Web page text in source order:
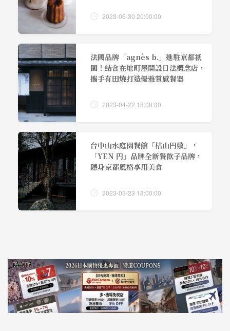
2023-06-30 20:00:00
法國品牌「agnès b.」進駐京都祇
園！結合在地町屋開設日法概念店，
攜手有田燒打造優雅質感餐器
2023-04-22 18:00:00
台中山水庭園餐館「枯山円敷」，
「YEN 円」品牌全新餐飲子品牌，
隱身京都風格享用美食
2023-03-23 18:00:00